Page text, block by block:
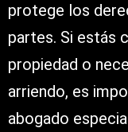
protege los
partes. Si estás
propiedad o
arriendo, es
abogado